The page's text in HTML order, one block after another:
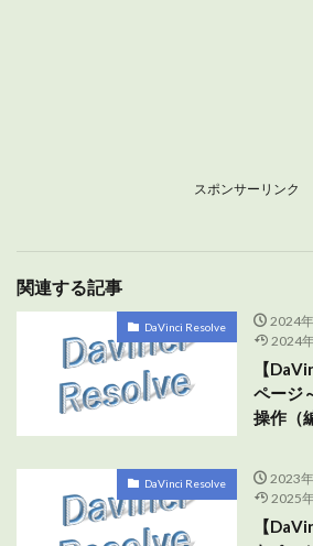
スポンサーリンク
関連する記事
DaVinci Resolve
2024
2024
【
ページ
操作（
DaVinci Resolve
2023
2025
【